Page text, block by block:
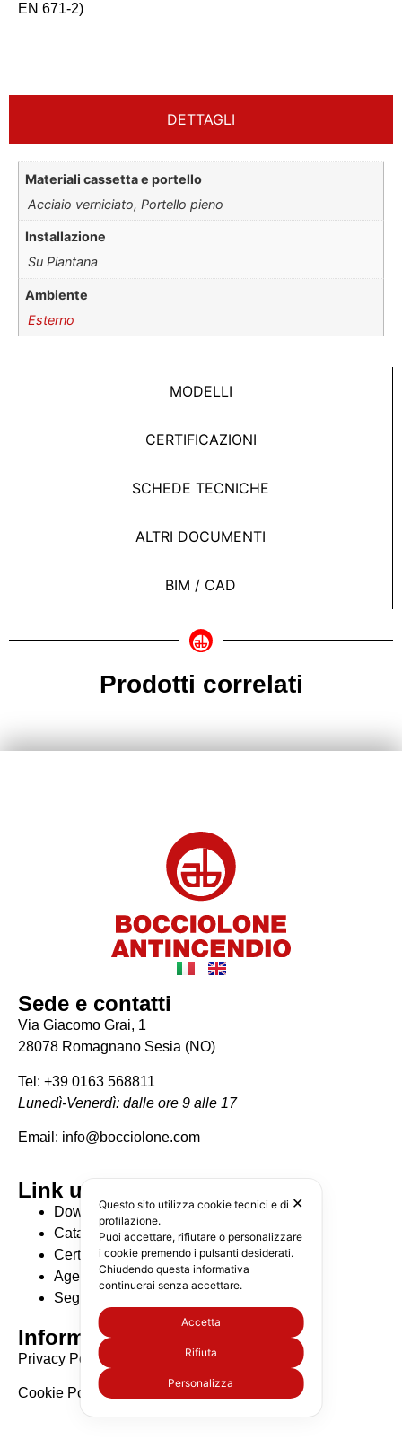
EN 671-2)
DETTAGLI
MODELLI
CERTIFICAZIONI
SCHEDE TECNICHE
ALTRI DOCUMENTI
BIM / CAD
Materiali cassetta e portello
Acciaio verniciato, Portello pieno
Installazione
Su Piantana
Ambiente
Esterno
Prodotti correlati
Sede e contatti
Via Giacomo Grai, 1
28078 Romagnano Sesia (NO)
Tel: +39 0163 568811
Lunedì-Venerdì: dalle ore 9 alle 17
Email: info@bocciolone.com
Link utili
Download Cataloghi
Catalogo BIM
Certificazioni
Agenti di zona
Seguici su Linkedin
Informative
Privacy Policy
Cookie Policy
✕
Questo sito utilizza cookie tecnici e di
profilazione.
Puoi accettare, rifiutare o personalizzare
i cookie premendo i pulsanti desiderati.
Chiudendo questa informativa
continuerai senza accettare.
Accetta
Rifiuta
Personalizza